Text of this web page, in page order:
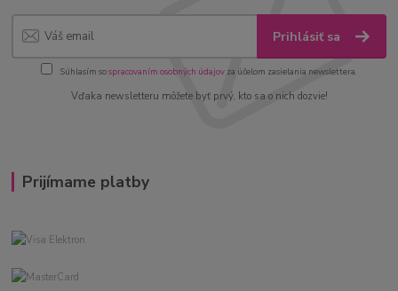
Prihlásiť sa
Súhlasím sospracovaním osobných údajov za účelom zasielania newslettera.
Vďaka newsletteru môžete byť prvý, kto sa o nich dozvie!
Prijímame platby